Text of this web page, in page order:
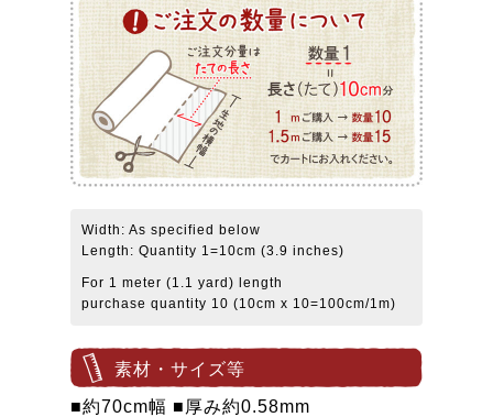
Width: As specified below
Length: Quantity 1=10cm (3.9 inches)
For 1 meter (1.1 yard) length
purchase quantity 10 (10cm x 10=100cm/1m)
素材・サイズ等
■約70cm幅 ■厚み約0.58mm